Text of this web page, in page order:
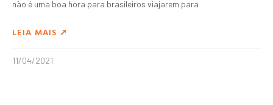
não é uma boa hora para brasileiros viajarem para
LEIA MAIS ➚
11/04/2021